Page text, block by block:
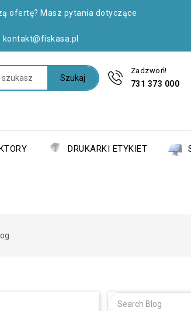
ofertę? Masz pytania dotyczące
kontakt@fiskasa.pl
Zadzwoń!
731 373 000
Szukaj
DRUKARKI ETYKIET